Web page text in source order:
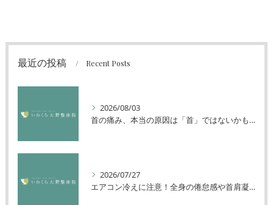
最近の投稿 Recent Posts
2026/08/03
首の痛み、本当の原因は「首」ではないかもしれません
2026/07/27
エアコン冷えに注意！全身の倦怠感や首肩凝りを解消する方法